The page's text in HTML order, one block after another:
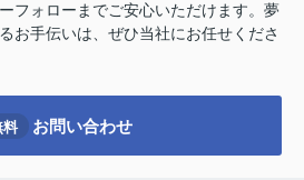
フォローまでご安心いただけます。夢
お手伝いは、ぜひ当社にお任せくださ
料 お問い合わせ